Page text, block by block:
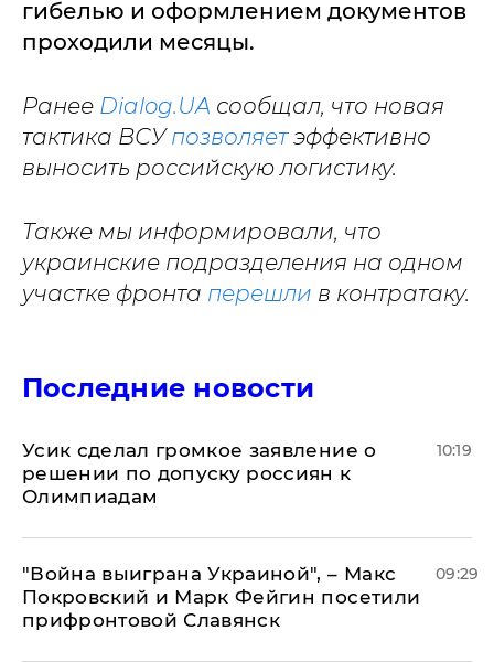
гибелью и оформлением документов
проходили месяцы.
Ранее Dialog.UA сообщал, что новая
тактика ВСУпозволяетэффективно
выносить российскую логистику.
Также мы информировали, что
украинские подразделения на одном
участке фронта перешли в контратаку.
Последние новости
Усик сделал громкое заявление о
решении по допуску россиян к
Олимпиадам
10:19
"Война выиграна Украиной", – Макс
Покровский и Марк Фейгин посетили
прифронтовой Славянск
09:29